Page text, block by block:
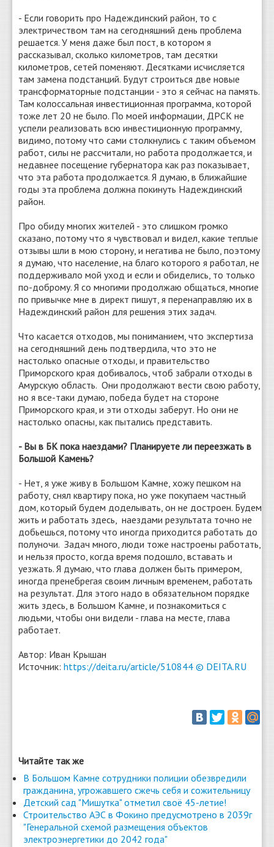
- Если говорить про Надеждинский район, то с
электричеством там на сегодняшний день проблема
решается. У меня даже был пост, в котором я
рассказывал, сколько километров, там десятки
километров, сетей поменяют. Десятками исчисляется
там замена подстанций. Будут строиться две новые
трансформаторные подстанции - это я сейчас на память.
Там колоссальная инвестиционная программа, которой
тоже лет 20 не было. По моей информации, ДРСК не
успели реализовать всю инвестиционную программу,
видимо, потому что сами столкнулись с таким объемом
работ, силы не рассчитали, но работа продолжается, и
недавнее посещение губернатора как раз показывает,
что эта работа продолжается. Я думаю, в ближайшие
годы эта проблема должна покинуть Надеждинский
район.
Про обиду многих жителей - это слишком громко
сказано, потому что я чувствовал и видел, какие теплые
отзывы шли в мою сторону, и негатива не было, поэтому
я думаю, что население, на благо которого я работал, не
поддерживало мой уход и если и обиделись, то только
по-доброму. Я со многими продолжаю общаться, многие
по привычке мне в директ пишут, я перенаправляю их в
Надеждинский район для решения этих задач.
Что касается отходов, мы пониманием, что экспертиза
на сегодняшний день подтвердила, что это не
настолько опасные отходы, и правительство
Приморского края добивалось, чтоб забрали отходы в
Амурскую область. Они продолжают вести свою работу,
но я все-таки думаю, победа будет на стороне
Приморского края, и эти отходы заберут. Но они не
настолько опасны, как пытались представить.
- Вы в БК пока наездами? Планируете ли переезжать в
Большой Камень?
- Нет, я уже живу в Большом Камне, хожу пешком на
работу, снял квартиру пока, но уже покупаем частный
дом, который будем доделывать, он не достроен. Будем
жить и работать здесь, наездами результата точно не
добьешься, потому что иногда приходится работать до
полуночи. Задач много, люди тоже настроены работать,
и нельзя просто, когда время подошло, вставать и
уезжать. Я думаю, что глава должен быть примером,
иногда пренебрегая своим личным временем, работать
на результат. Для этого надо в обязательном порядке
жить здесь, в Большом Камне, и познакомиться с
людьми, чтобы они видели - глава на месте, глава
работает.
Автор: Иван Крышан
Источник: https://deita.ru/article/510844 © DEITA.RU
Читайте так же
В Большом Камне сотрудники полиции обезвредили
гражданина, угрожавшего сжечь себя и сожительницу
Детский сад "Мишутка" отметил своё 45-летие!
Строительство АЭС в Фокино предусмотрено в 2039г
"Генеральной схемой размещения объектов
электроэнергетики до 2042 года"